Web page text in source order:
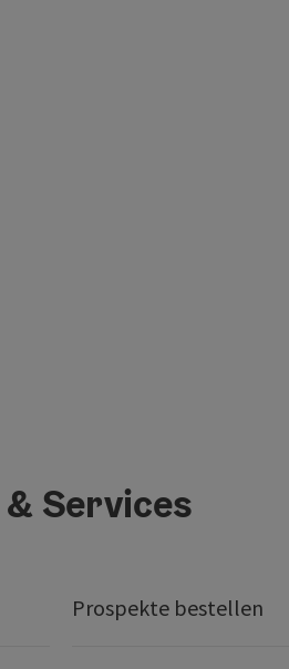
Services
Prospekte bestellen